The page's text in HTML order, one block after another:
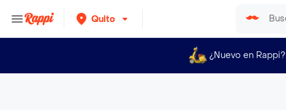
Quito
¿Nuevo en Rappi?